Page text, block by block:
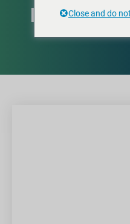
EasyPour™
Close and do